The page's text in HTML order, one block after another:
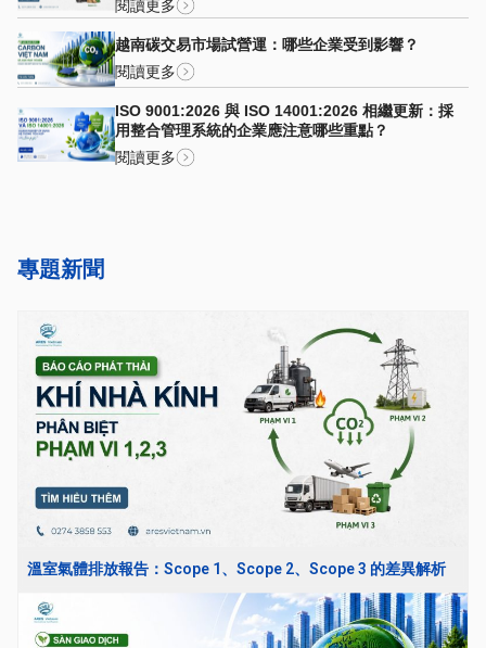
閱讀更多
越南碳交易市場試營運：哪些企業受到影響？
閱讀更多
ISO 9001:2026 與 ISO 14001:2026 相繼更新：採
用整合管理系統的企業應注意哪些重點？
閱讀更多
專題新聞
溫室氣體排放報告：Scope 1、Scope 2、Scope 3 的差異解析